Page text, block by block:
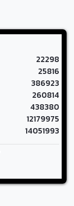
22298
25816
386923
260814
438380
12179975
14051993